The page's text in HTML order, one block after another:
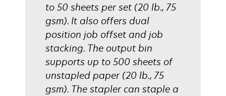
to 50 sheets per set (20 lb., 75
gsm). It also offers dual
position job offset and job
stacking. The output bin
supports up to 500 sheets of
unstapled paper (20 lb., 75
gsm). The stapler can staple a